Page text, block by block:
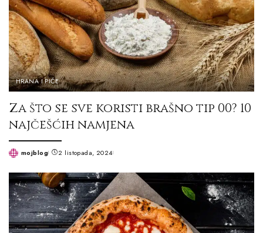
HRANA I PIĆE
Za što se sve koristi brašno tip 00? 10
najčešćih namjena
Postedmojblog 2 listopada, 2024